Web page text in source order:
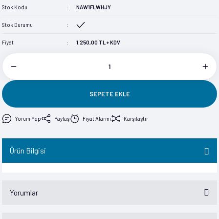
Stok Kodu NAW1FLWHJY
Stok Durumu
Fiyat 1.250,00 TL + KDV
SEPETE EKLE
Yorum Yap Paylaş Fiyat Alarmı Karşılaştır
Ürün Bilgisi
Yorumlar